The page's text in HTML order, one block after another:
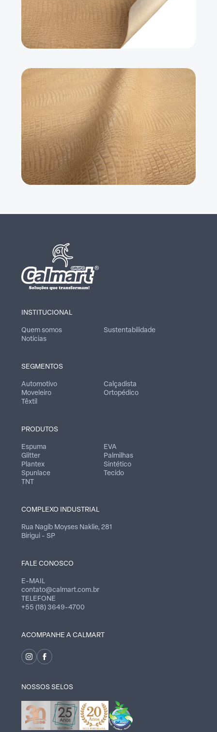
INSTITUCIONAL
Quem somos
Sustentabilidade
Notícias
SEGMENTOS
Automotivo
Calçadista
Moveleiro
Ortopédico
Têxtil
PRODUTOS
Espuma
EVA
Glitter
Palmilhas
Plantex
Sintético
Spunlace
Tecido
TNT
COMPLEXO INDUSTRIAL
Rua Nagib Moyses Naklie, 281
Birigui - SP
FALE CONOSCO
E-MAIL
contato@calmart.com.br
TELEFONE
+55 (18) 3649-4700
ACOMPANHE A CALMART
NOSSOS SELOS